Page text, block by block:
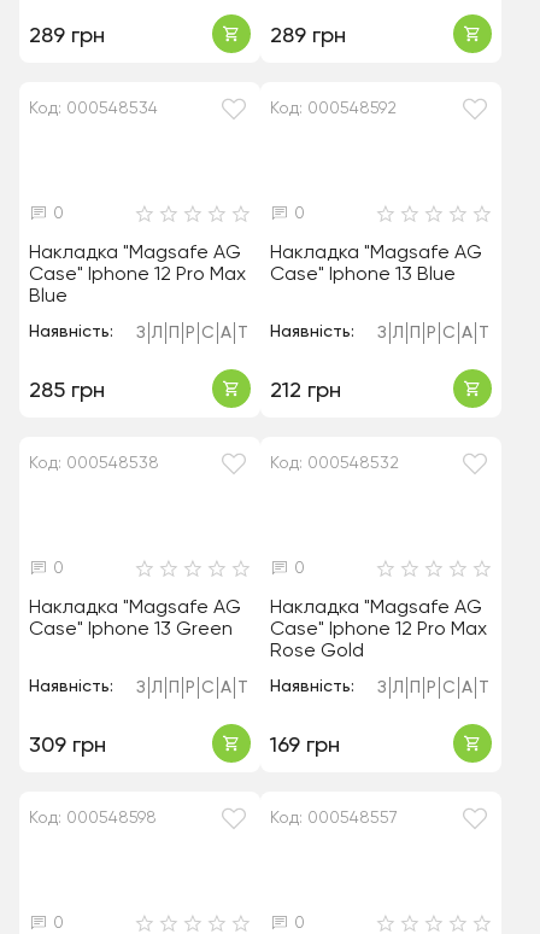
289 грн 289 грн
Код: 000548534
0
Накладка "Magsafe AG
Case" Iphone 12 Pro Max
Blue
Наявність: З Л Р С А
285 грн
Код: 000548592
0
Накладка "Magsafe AG
Case" Iphone 13 Blue
Наявність: З Л Р С А
212 грн
Код: 000548538
0
Накладка "Magsafe AG
Case" Iphone 13 Green
Наявність: З Л Р С А
309 грн
Код: 000548532
0
Накладка "Magsafe AG
Case" Iphone 12 Pro Max
Rose Gold
Наявність: З Л Р С А
169 грн
Код: 000548598
0
Код: 000548557
0